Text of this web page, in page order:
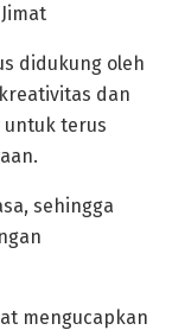
didukung oleh
dan
untuk terus
sehingga
mengucapkan